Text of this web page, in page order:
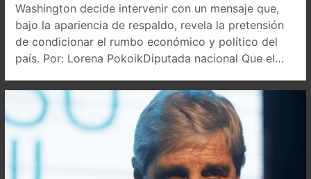
Washington decide intervenir con un mensaje que,
bajo la apariencia de respaldo, revela la pretensión
de condicionar el rumbo económico y político del
país. Por: Lorena PokoikDiputada nacional Que el…